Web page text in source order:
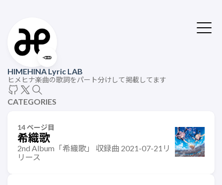
🥕
HIMEHINA Lyric LAB
ヒメヒナ楽曲の歌詞をパート分けして掲載してます
CATEGORIES
14 ページ目
希織歌
2nd Album「希織歌」 収録曲 2021-07-21リ
リース